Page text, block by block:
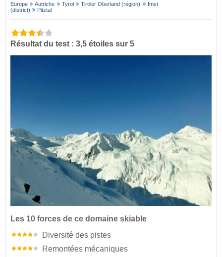
Europe Autriche Tyrol Tiroler Oberland (région)
Imst
(district)
Pitztal
Résultat du test : 3,5 étoiles sur 5
Les 10 forces de ce domaine skiable
Diversité des pistes
Remontées mécaniques